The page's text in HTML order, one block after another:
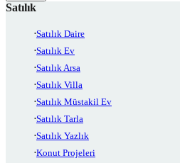
Satılık
Satılık Daire
Satılık Ev
Satılık Arsa
Satılık Villa
Satılık Müstakil Ev
Satılık Tarla
Satılık Yazlık
Konut Projeleri